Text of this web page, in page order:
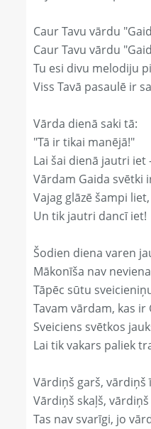
Caur Tavu vārdu
Caur Tavu vārdu
Tu esi divu melodiju
Viss Tavā pasaulē ir
Vārda dienā saki tā:
"Tā ir tikai manējā!"
Lai šai dienā jautri iet
Vārdam Gaida svētki
Vajag glāzē šampi liet,
Un tik jautri dancī iet!
Šodien diena varen
Mākonīša nav
Tāpēc sūtu
Tavam vārdam, kas ir
Sveiciens svētkos
Lai tik vakars paliek
Vārdiņš garš, vārdiņš
Vārdiņš skaļš, vārdiņš
Tas nav svarīgi, jo